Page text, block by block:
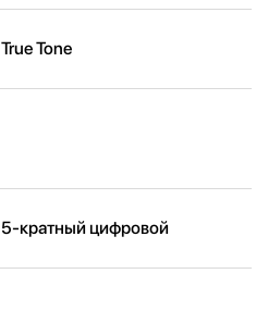
True Tone
5-кратный цифровой